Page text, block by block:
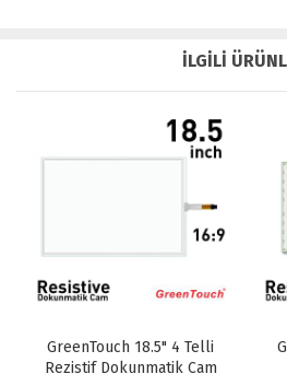
İLGİLİ
GreenTouch 18.5" 4 Telli
Rezistif Dokunmatik Cam